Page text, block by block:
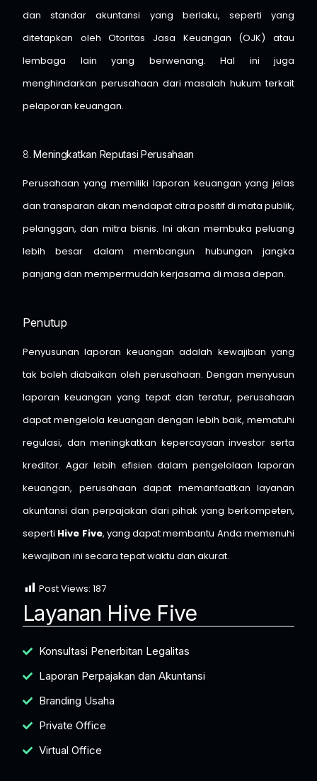
dan standar akuntansi yang berlaku, seperti yang
ditetapkan oleh Otoritas Jasa Keuangan (OJK) atau
lembaga lain yang berwenang. Hal ini juga
menghindarkan perusahaan dari masalah hukum terkait
pelaporan keuangan.
8.Meningkatkan Reputasi Perusahaan
Perusahaan yang memiliki laporan keuangan yang jelas
dan transparan akan mendapat citra positif di mata publik,
pelanggan, dan mitra bisnis. Ini akan membuka peluang
lebih besar dalam membangun hubungan jangka
panjang dan mempermudah kerjasama di masa depan.
Penutup
Penyusunan laporan keuangan adalah kewajiban yang
tak boleh diabaikan oleh perusahaan. Dengan menyusun
laporan keuangan yang tepat dan teratur, perusahaan
dapat mengelola keuangan dengan lebih baik, mematuhi
regulasi, dan meningkatkan kepercayaan investor serta
kreditor. Agar lebih efisien dalam pengelolaan laporan
keuangan, perusahaan dapat memanfaatkan layanan
akuntansi dan perpajakan dari pihak yang berkompeten,
seperti Hive Five, yang dapat membantu Anda memenuhi
kewajiban ini secara tepat waktu dan akurat.
Post Views: 187
Layanan Hive Five
Konsultasi Penerbitan Legalitas
Laporan Perpajakan dan Akuntansi
Branding Usaha
Private Office
Virtual Office